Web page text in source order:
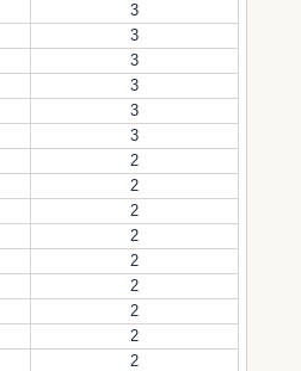
3
3
3
3
3
3
2
2
2
2
2
2
2
2
2